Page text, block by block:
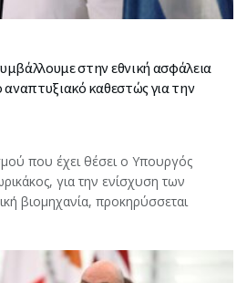
στην εθνική ασφάλεια
καθεστώς για την
που έχει θέσει ο Υπουργός
για την ενίσχυση των
βιομηχανία, προκηρύσσεται